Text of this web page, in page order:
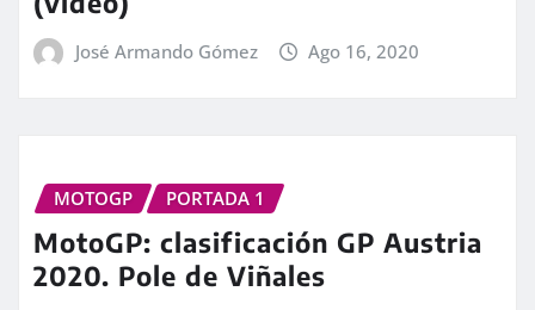
José Armando Gómez Ago 16, 2020
MOTOGP PORTADA 1
MotoGP: clasificación GP Austria
2020. Pole de Viñales